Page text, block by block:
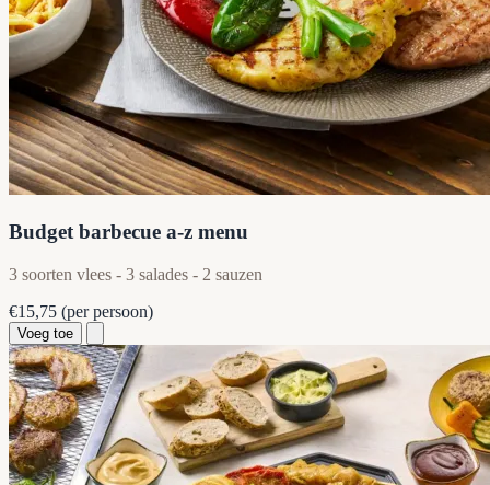
Budget barbecue a-z menu
3 soorten vlees - 3 salades - 2 sauzen
€15,75 (per persoon)
Voeg toe